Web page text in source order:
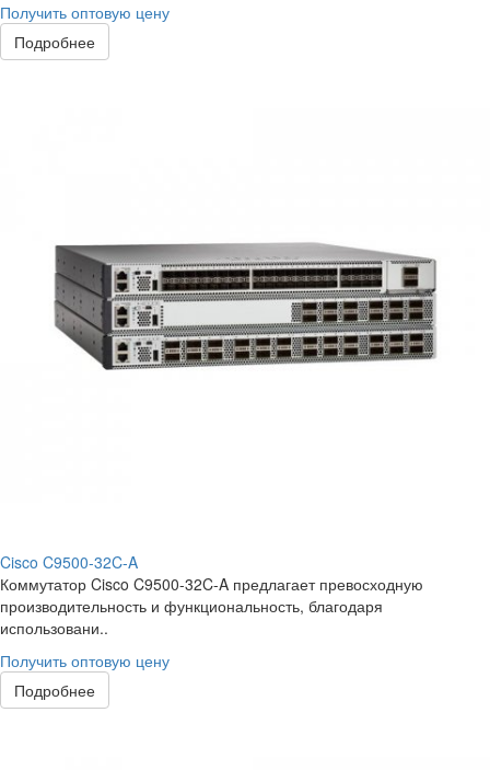
Получить оптовую цену
Подробнее
Cisco C9500-32C-A
Коммутатор Cisco C9500-32C-A предлагает превосходную
производительность и функциональность, благодаря
использовани..
Получить оптовую цену
Подробнее